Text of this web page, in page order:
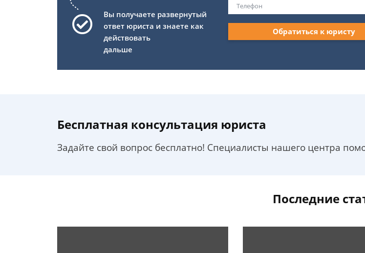
Вы получаете развернутый
ответ юриста и знаете как
действовать
дальше
Обратиться к юристу
Бесплатная консультация юриста
Задайте свой вопрос бесплатно! Специалисты нашего центра
Последние